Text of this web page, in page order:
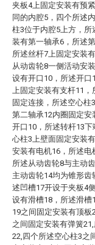
夹板4上固定安装有预
同的内腔5，四个所述
柱3位于内腔5上方，
装有第一轴承6，所述
所述丝杆7上固定安装
从动齿轮8一侧活动安
设有开口10，所述开
上固定安装有支杆11
固定连接，所述空心柱
第二轴承12内圈固定
开口10，所述转杆13
心柱3上壁面固定安装
安装有电机16，所述电
所述从动齿轮8与主动
主动齿轮14均为锥形
述凹槽17开设于夹板4
设有滑槽18，所述滑
19之间固定安装有顶
之间固定安装有弹簧
22,四个所述空心柱3之